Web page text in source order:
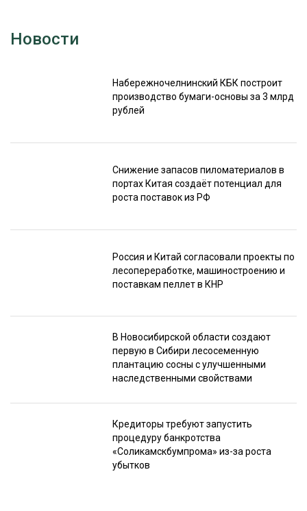
Новости
Набережночелнинский КБК построит
производство бумаги-основы за 3 млрд
рублей
Снижение запасов пиломатериалов в
портах Китая создаёт потенциал для
роста поставок из РФ
Россия и Китай согласовали проекты по
лесопереработке, машиностроению и
поставкам пеллет в КНР
В Новосибирской области создают
первую в Сибири лесосеменную
плантацию сосны с улучшенными
наследственными свойствами
Кредиторы требуют запустить
процедуру банкротства
«Соликамскбумпрома» из-за роста
убытков